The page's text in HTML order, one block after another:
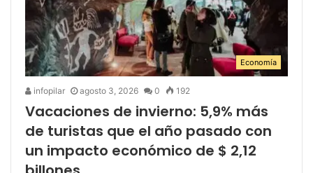
Economía
infopilar agosto 3, 2026 0 192
Vacaciones de invierno: 5,9% más
de turistas que el año pasado con
un impacto económico de $ 2,12